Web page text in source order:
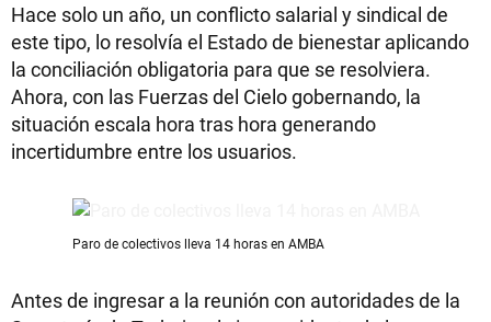
Hace solo un año, un conflicto salarial y sindical de
este tipo, lo resolvía el Estado de bienestar aplicando
la conciliación obligatoria para que se resolviera.
Ahora, con las Fuerzas del Cielo gobernando, la
situación escala hora tras hora generando
incertidumbre entre los usuarios.
Paro de colectivos lleva 14 horas en AMBA
Antes de ingresar a la reunión con autoridades de la